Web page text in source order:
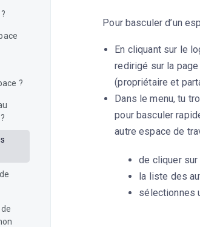
?
Pour basculer d’un
En cliquant sur le
redirigé sur la
(propriétaire et
Dans le menu, tu
pour basculer
autre espace de
de cliquer
la liste des
sélectionnes